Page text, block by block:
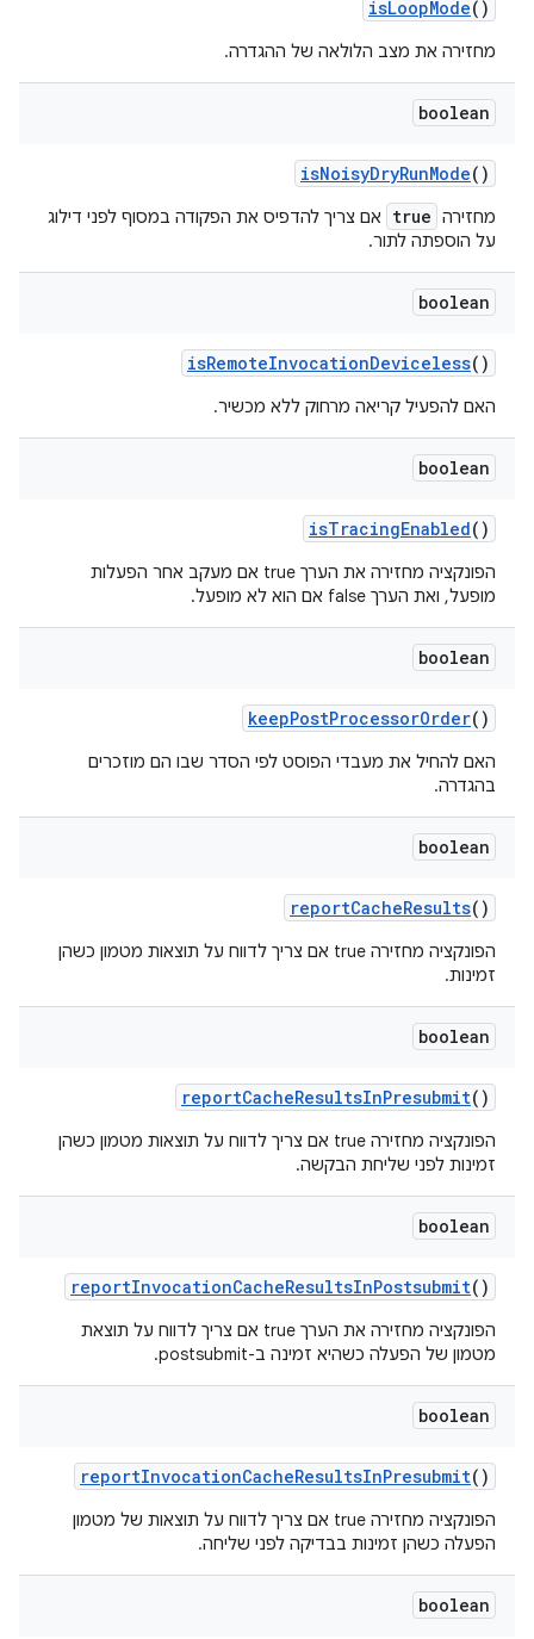
isLoopMode()
מחזירה את מצב הלולאה של ההגדרה.
boolean
isNoisyDryRunMode()
מחזירה true אם צריך להדפיס את הפקודה במסוף לפני דילוג
על הוספתה לתור.
boolean
isRemoteInvocationDeviceless()
האם להפעיל קריאה מרחוק ללא מכשיר.
boolean
isTracingEnabled()
הפונקציה מחזירה את הערך true אם מעקב אחר הפעלות
מופעל, ואת הערך false אם הוא לא מופעל.
boolean
keepPostProcessorOrder()
האם להחיל את מעבדי הפוסט לפי הסדר שבו הם מוזכרים
בהגדרה.
boolean
reportCacheResults()
הפונקציה מחזירה true אם צריך לדווח על תוצאות מטמון כשהן
זמינות.
boolean
reportCacheResultsInPresubmit()
הפונקציה מחזירה true אם צריך לדווח על תוצאות מטמון כשהן
זמינות לפני שליחת הבקשה.
boolean
reportInvocationCacheResultsInPostsubmit()
הפונקציה מחזירה את הערך true אם צריך לדווח על תוצאת
מטמון של הפעלה כשהיא זמינה ב-postsubmit.
boolean
reportInvocationCacheResultsInPresubmit()
הפונקציה מחזירה true אם צריך לדווח על תוצאות של מטמון
הפעלה כשהן זמינות בבדיקה לפני שליחה.
boolean